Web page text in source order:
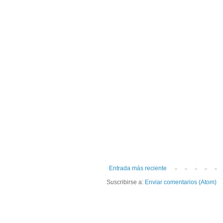
Entrada más reciente
Suscribirse a: Enviar comentarios (Atom)